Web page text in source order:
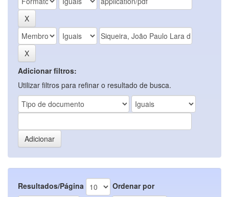
Adicionar filtros:
Utilizar filtros para refinar o resultado de busca.
Resultados/Página Ordenar por